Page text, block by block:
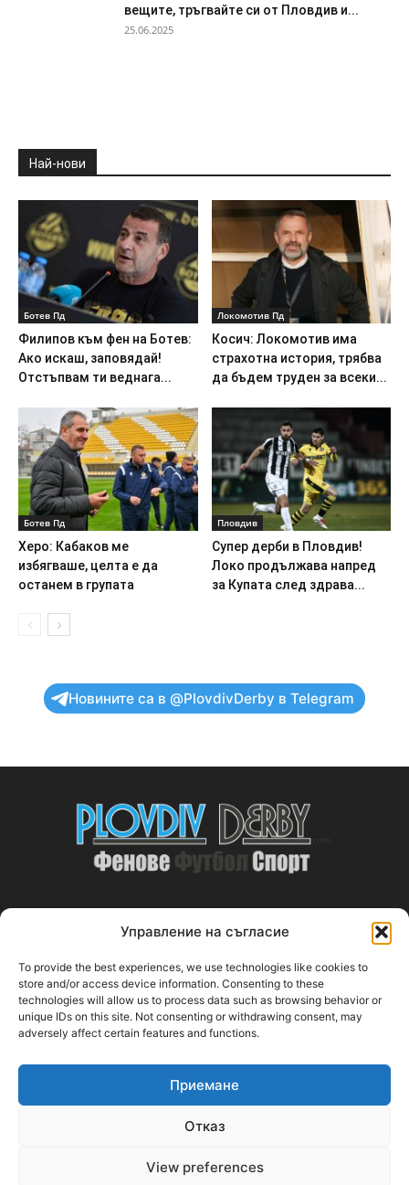
Управление на съгласие
To provide the best experiences, we use technologies like cookies to
store and/or access device information. Consenting to these
technologies will allow us to process data such as browsing behavior or
unique IDs on this site. Not consenting or withdrawing consent, may
adversely affect certain features and functions.
Приемане
Отказ
View preferences
вещите, тръгвайте си от Пловдив и...
25.06.2025
Най-нови
Ботев Пд
Филипов към фен на Ботев:
Ако искаш, заповядай!
Отстъпвам ти веднага...
Локомотив Пд
Косич: Локомотив има
страхотна история, трябва
да бъдем труден за всеки...
Ботев Пд
Херо: Кабаков ме
избягваше, целта е да
останем в групата
Пловдив
Супер дерби в Пловдив!
Локо продължава напред
за Купата след здрава...
Новините са в @PlovdivDerby в Telegram
ABOUT US
PlovdivDerby.com е първата пловдивска изцяло футболна
медия!
Свържи се с нас:plovdivderby.com@gmail.com
FOLLOW US